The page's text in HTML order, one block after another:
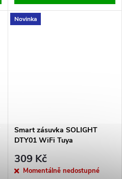
Novinka
Smart zásuvka SOLIGHT
DTY01 WiFi Tuya
309 Kč
Momentálně nedostupné